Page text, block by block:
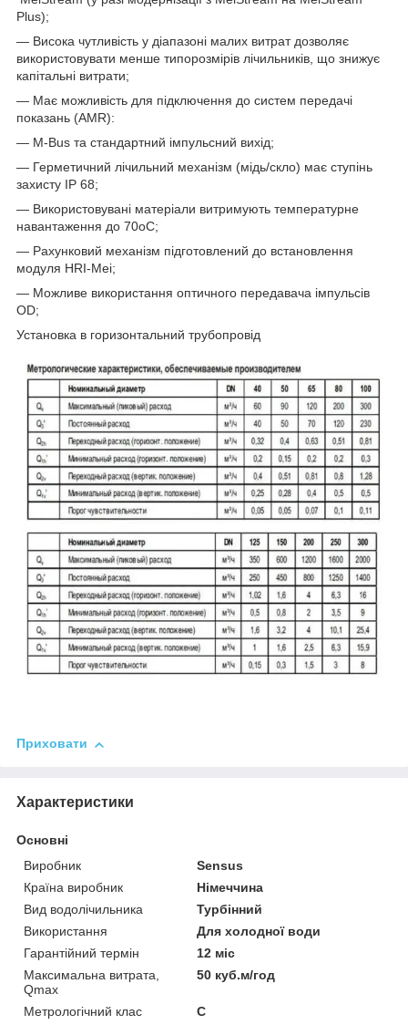
Plus);
― Висока чутливість у діапазоні малих витрат дозволяє
використовувати менше типорозмірів лічильників, що знижує
капітальні витрати;
― Має можливість для підключення до систем передачі
показань (AMR):
― M-Bus та стандартний імпульсний вихід;
― Герметичний лічильний механізм (мідь/скло) має ступінь
захисту IP 68;
― Використовувані матеріали витримують температурне
навантаження до 70oC;
― Рахунковий механізм підготовлений до встановлення
модуля HRI-Mei;
― Можливе використання оптичного передавача імпульсів
OD;
Установка в горизонтальний трубопровід
Приховати
Характеристики
Основні
Виробник
Sensus
Країна виробник
Німеччина
Вид водолічильника
Турбінний
Використання
Для холодної води
Гарантійний термін
12 міс
Максимальна витрата,
Qmax
50 куб.м/год
Метрологічний клас
С